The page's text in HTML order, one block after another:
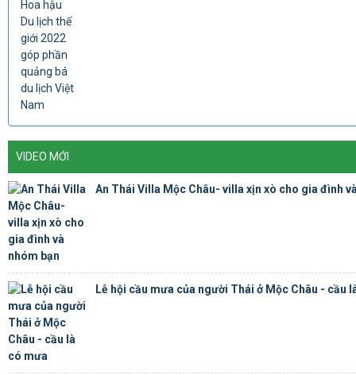
VIDEO MỚI
An Thái Villa Mộc Châu- villa xịn xò cho gia đình
Lễ hội cầu mưa của người Thái ở Mộc Châu - cầu